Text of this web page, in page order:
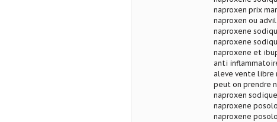
naproxen prix
naproxen ou
naproxene
naproxene
naproxene et
anti
aleve vente libre
peut on prendre
naproxen
naproxene
naproxene